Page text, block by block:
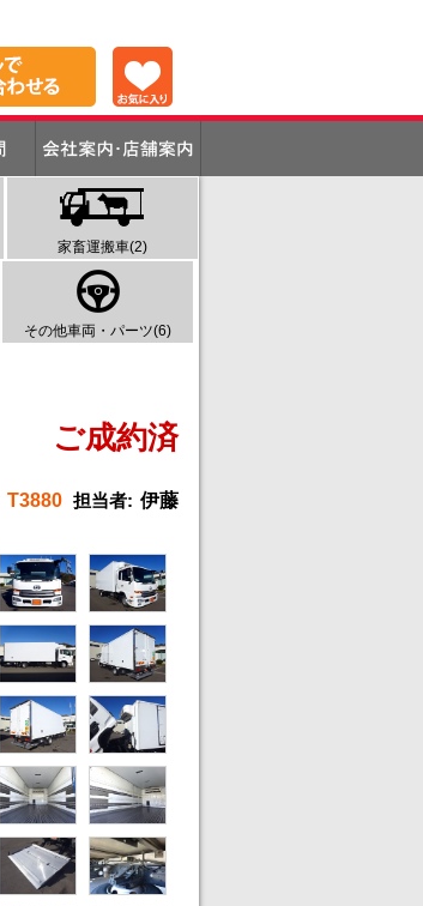
家畜運搬車(2)
その他車両・パーツ(6)
ご成約済
T3880 担当者: 伊藤